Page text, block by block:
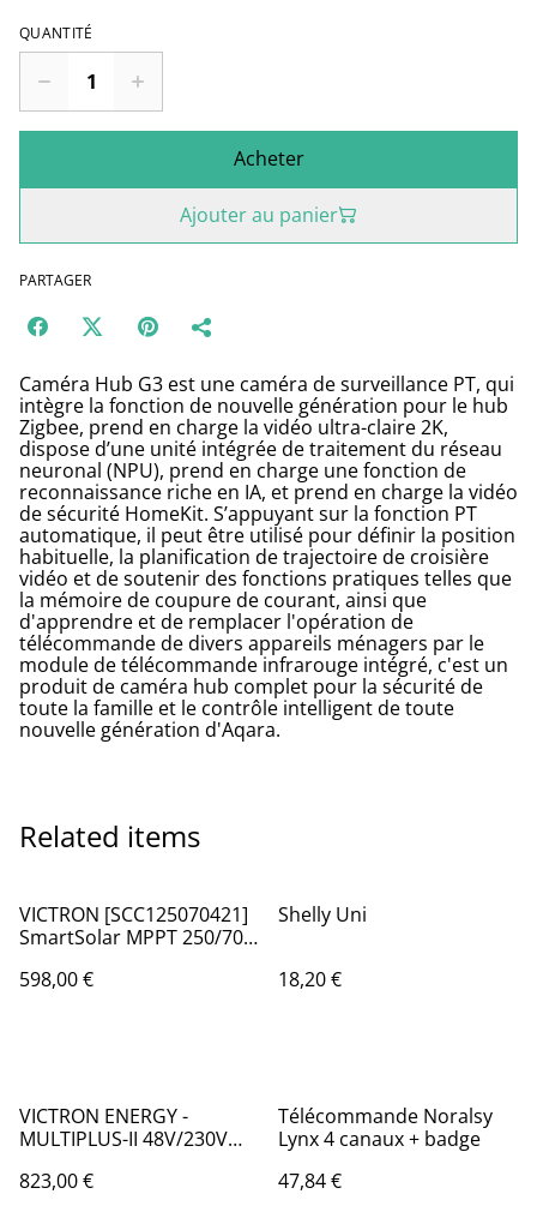
QUANTITÉ
Acheter
Ajouter au panier
PARTAGER
Caméra Hub G3 est une caméra de surveillance PT, qui
intègre la fonction de nouvelle génération pour le hub
Zigbee, prend en charge la vidéo ultra-claire 2K,
dispose d’une unité intégrée de traitement du réseau
neuronal (NPU), prend en charge une fonction de
reconnaissance riche en IA, et prend en charge la vidéo
de sécurité HomeKit. S’appuyant sur la fonction PT
automatique, il peut être utilisé pour définir la position
habituelle, la planification de trajectoire de croisière
vidéo et de soutenir des fonctions pratiques telles que
la mémoire de coupure de courant, ainsi que
d'apprendre et de remplacer l'opération de
télécommande de divers appareils ménagers par le
module de télécommande infrarouge intégré, c'est un
produit de caméra hub complet pour la sécurité de
toute la famille et le contrôle intelligent de toute
nouvelle génération d'Aqara.
Related items
VICTRON [SCC125070421]
SmartSolar MPPT 250/70-
598,00 €
Shelly Uni
18,20 €
VICTRON ENERGY -
MULTIPLUS-II 48V/230V
823,00 €
Télécommande Noralsy
Lynx 4 canaux + badge
47,84 €